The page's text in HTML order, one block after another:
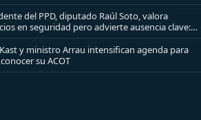
del PPD, diputado Raúl Soto, valora
en seguridad pero advierte ausencia clave:
del secreto bancario
y ministro Arrau intensifican agenda para
su ACOT